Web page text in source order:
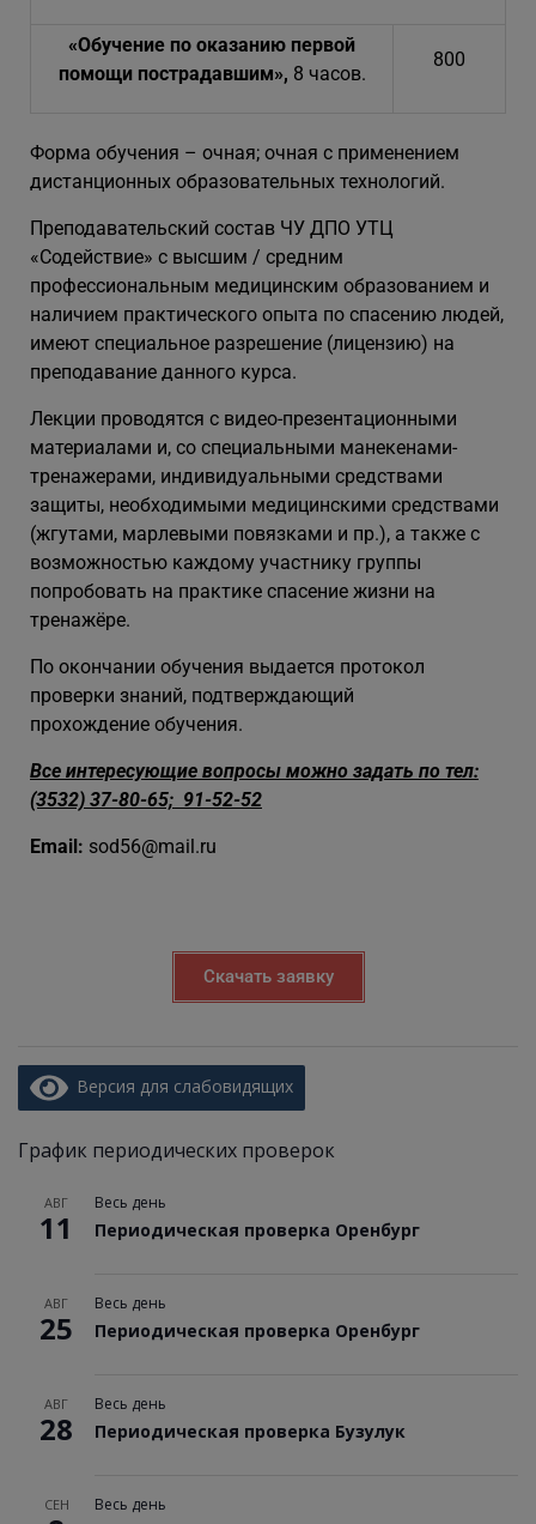
«Обучение по оказанию первой
помощи пострадавшим», 8 часов.
800
Форма обучения – очная; очная с применением
дистанционных образовательных технологий.
Преподавательский состав ЧУ ДПО УТЦ
«Содействие» с высшим / средним
профессиональным медицинским образованием и
наличием практического опыта по спасению людей,
имеют специальное разрешение (лицензию) на
преподавание данного курса.
Лекции проводятся с видео-презентационными
материалами и, со специальными манекенами-
тренажерами, индивидуальными средствами
защиты, необходимыми медицинскими средствами
(жгутами, марлевыми повязками и пр.), а также с
возможностью каждому участнику группы
попробовать на практике спасение жизни на
тренажёре.
По окончании обучения выдается протокол
проверки знаний, подтверждающий
прохождение обучения.
Все интересующие вопросы можно задать по тел:
(3532) 37-80-65; 91-52-52
Email: sod56@mail.ru
Скачать заявку
Версия для слабовидящих
График периодических проверок
АВГ
11
Весь день
Периодическая проверка Оренбург
АВГ
25
Весь день
Периодическая проверка Оренбург
АВГ
28
Весь день
Периодическая проверка Бузулук
СЕН Весь день